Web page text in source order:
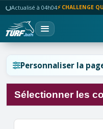
Actualisé à 04h04⚡ CHALLENGE
Personnaliser la
Sélectionner les